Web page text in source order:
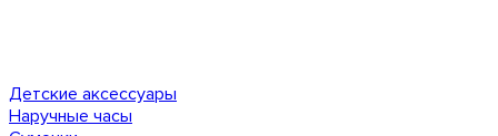
Детские аксессуары
Наручные часы